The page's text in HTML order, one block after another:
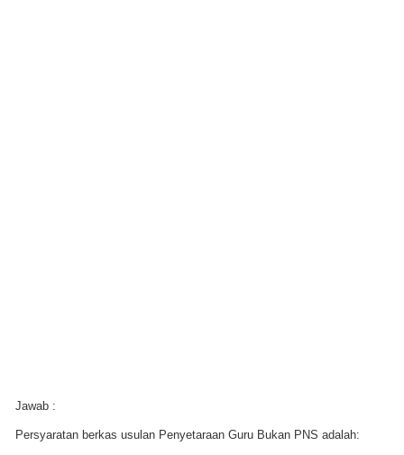
Jawab :
Persyaratan berkas usulan Penyetaraan Guru Bukan PNS adalah: